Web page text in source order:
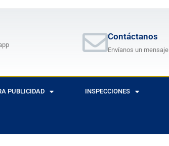
Contáctanos
Envíanos un mensaje
PUBLICIDAD INSPECCIONES